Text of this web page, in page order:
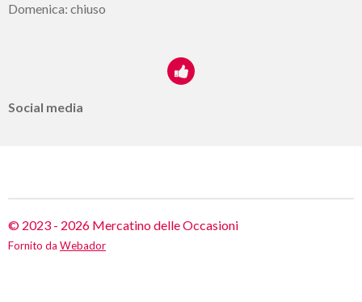
Domenica: chiuso
Social media
© 2023 - 2026 Mercatino delle Occasioni
Fornito da Webador